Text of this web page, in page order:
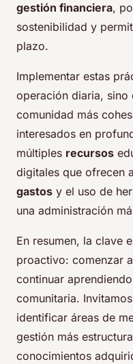
gestión financiera,
sostenibilidad y
plazo.
Implementar estas
operación diaria, sino
comunidad más
interesados en
múltiples recursos
digitales que ofrecen
gastos y el uso de
una administración
En resumen, la clave
proactivo: comenzar
continuar
comunitaria.
identificar áreas de
gestión más
conocimientos